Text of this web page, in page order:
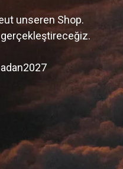
unseren Shop.
gerçekleştireceğiz.